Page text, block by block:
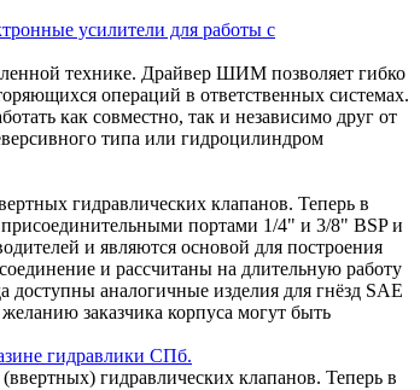
усилители для работы с
технике. Драйвер ШИМ позволяет гибко
операций в ответственных системах.
как совместно, так и независимо друг от
типа или гидроцилиндром
гидравлических клапанов. Теперь в
портами 1/4" и 3/8" BSP и
и являются основой для построения
и рассчитаны на длительную работу
аналогичные изделия для гнёзд SAE
заказчика корпуса могут быть
гидравлики СПб.
гидравлических клапанов. Теперь в